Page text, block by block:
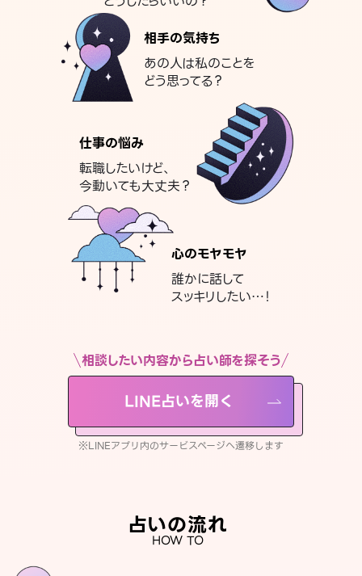
相手の気持ち
あの人は私のことを
どう思ってる？
仕事の悩み
転職したいけど、
今動いても大丈夫？
心のモヤモヤ
誰かに話して
スッキリしたい…！
相談したい内容から占い師を探そう
LINE占いを開く
※LINEアプリ内のサービスページへ遷移します
占いの流れ
HOW TO